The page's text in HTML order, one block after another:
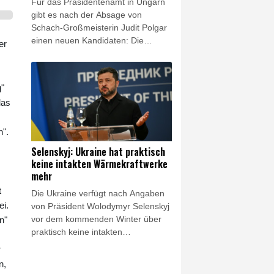
Daraufhin wurde die Militärpolizei
entsandt.
Für das Präsidentenamt in Ungarn
gibt es nach der Absage von
Schach-Großmeisterin Judit Polgar
einen neuen Kandidaten: Die
teilte am Samstag mit, dass sie den
früheren Präsidenten des Obersten
Gerichtshofs, Andras Baka, für das
Amt als Staatschef nominiert habe.
Das Parlament soll demnach am
Dienstag über die Personalie
abstimmen. Die Wahl des Orban-
Kritikers gilt angesichts der
Zweidrittelmehrheit von Tisza in der
Nationalversammlung als sicher.
Selenskyj: Ukraine hat praktisch
keine intakten Wärmekraftwerke
mehr
Die Ukraine verfügt nach Angaben
von Präsident Wolodymyr Selenskyj
vor dem kommenden Winter über
praktisch keine intakten